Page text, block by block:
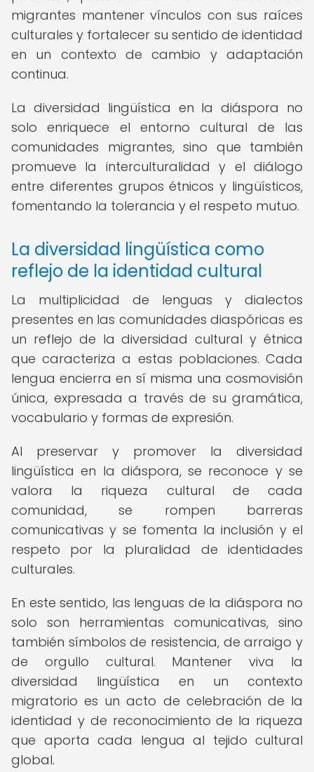
migrantes mantener vínculos con sus raíces
culturales y fortalecer su sentido de identidad
en un contexto de cambio y adaptación
continua.
La diversidad lingüística en la diáspora no
solo enriquece el entorno cultural de las
comunidades migrantes, sino que también
promueve la interculturalidad y el diálogo
entre diferentes grupos étnicos y lingüísticos,
fomentando la tolerancia y el respeto mutuo.
La diversidad lingüística como
reflejo de la identidad cultural
La multiplicidad de lenguas y dialectos
presentes en las comunidades diaspóricas es
un reflejo de la diversidad cultural y étnica
que caracteriza a estas poblaciones. Cada
lengua encierra en sí misma una cosmovisión
única, expresada a través de su gramática,
vocabulario y formas de expresión.
Al preservar y promover la diversidad
lingüística en la diáspora, se reconoce y se
valora la riqueza cultural de cada
comunidad, se rompen barreras
comunicativas y se fomenta la inclusión y el
respeto por la pluralidad de identidades
culturales.
En este sentido, las lenguas de la diáspora no
solo son herramientas comunicativas, sino
también símbolos de resistencia, de arraigo y
de orgullo cultural. Mantener viva la
diversidad lingüística en un contexto
migratorio es un acto de celebración de la
identidad y de reconocimiento de la riqueza
que aporta cada lengua al tejido cultural
global.